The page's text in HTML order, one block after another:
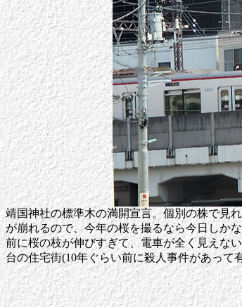
靖国神社の標準木の満開宣言。個別の株で見
が崩れるので、今年の桜を撮るなら今日しか
前に桜の枝が伸びすぎて、電車が全く見えな
台の住宅街(10年ぐらい前に殺人事件があっ